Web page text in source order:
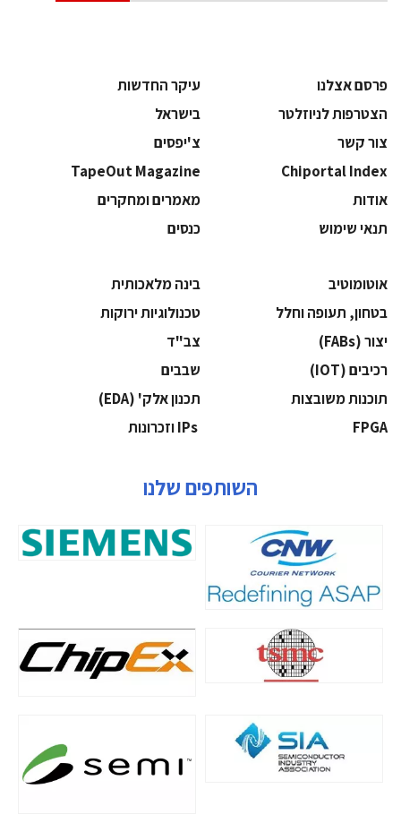
פרסם אצלנו
עיקר החדשות
הצטרפות לניוזלטר
בישראל
צור קשר
צ'יפסים
Chiportal Index
TapeOut Magazine
אודות
מאמרים ומחקרים
תנאי שימוש
כנסים
אוטומוטיב
בינה מלאכותית
בטחון, תעופה וחלל
‫טכנולוגיות ירוקות‬
‫יצור (‪(FABs‬‬
‫צב"ד‬
‫רכיבים‬ (IOT)
‫שבבים‬
‫תוכנות משובצות‬
‫תכנון אלק' (‪(EDA‬‬
‫‪FPGA‬‬
השותפים שלנו